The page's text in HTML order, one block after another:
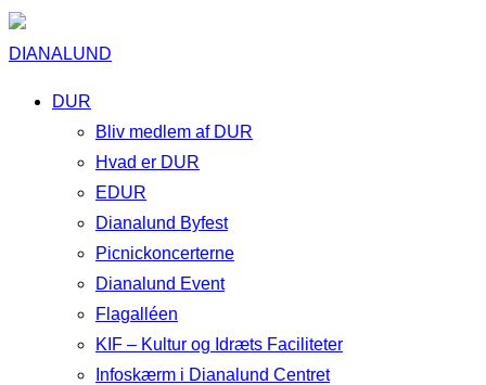
DIANALUND
DUR
Bliv medlem af DUR
Hvad er DUR
EDUR
Dianalund Byfest
Picnickoncerterne
Dianalund Event
Flagalléen
KIF – Kultur og Idræts Faciliteter
Infoskærm i Dianalund Centret